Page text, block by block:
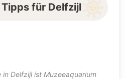
Tipps für Delfzijl
in Delfzijl ist Muzeeaquarium